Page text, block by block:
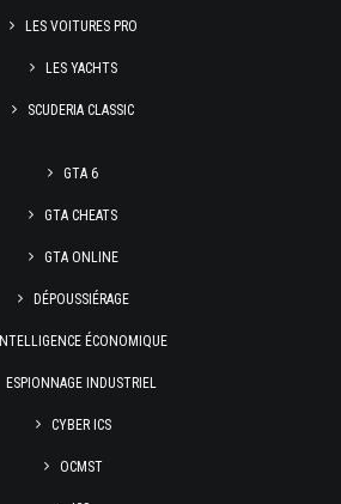
LES VOITURES PRO
LES YACHTS
SCUDERIA CLASSIC
GTA 6
GTA CHEATS
GTA ONLINE
DÉPOUSSIÉRAGE
INTELLIGENCE ÉCONOMIQUE
ESPIONNAGE INDUSTRIEL
CYBER ICS
OCMST